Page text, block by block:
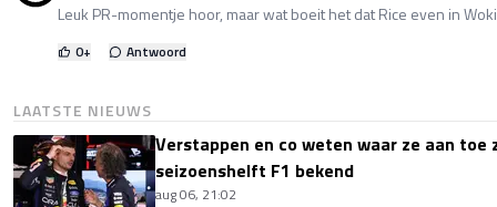
Leuk PR-momentje hoor, maar wat boeit het dat Rice even in
0+ Antwoord
LAATSTE NIEUWS
Verstappen en co weten waar ze aan
seizoenshelft F1 bekend
aug 06, 21:02